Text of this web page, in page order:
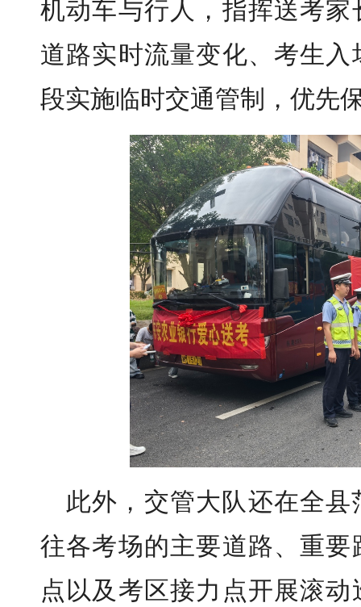
机动车与行人，指挥送考
道路实时流量变化、考生
段实施临时交通管制，优先
此外，交管大队还在全
往各考场的主要道路、重
点以及考区接力点开展滚